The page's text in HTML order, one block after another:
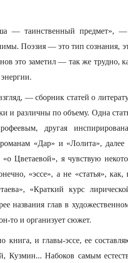
— таинственный предмет»,
Поэзия — это тип сознания,
это заметил — так же трудно,
— сборник статей о
и различны по объему. Одна
другая
«Дар» и «Лолита»,
Цветаевой», я чувствую
«эссе», а не «статья»,
«Краткий курс
названия глав в
то и организует сюжет.
и главы-эссе, ее
Кузмин... Набоков самым